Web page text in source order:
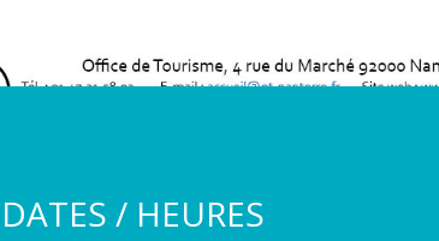
DATES / HEURES